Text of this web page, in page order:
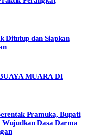
Ditutup dan Siapkan
MUARA DI
Pramuka, Bupati
Wujudkan Dasa Darma